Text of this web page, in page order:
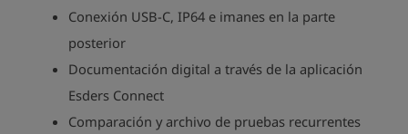
Conexión USB-C, IP64 e imanes en la parte
posterior
Documentación digital a través de la aplicación
Esders Connect
Comparación y archivo de pruebas recurrentes